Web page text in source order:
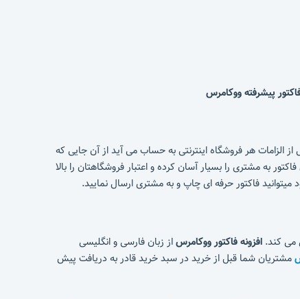
پیشرفته ووکامرس
الزامات هر فروشگاه اینترنتی به حساب می آید از آن جایی که
به مشتری را بسیار آسان کرده و اعتبار فروشگاهتان را بالا
می کند. افزونه فاکتور ووکامرساز زبان فارسی و انگلیسی
مشتریان شما قبل از خرید در سبد خرید قادر به دریافت پیش